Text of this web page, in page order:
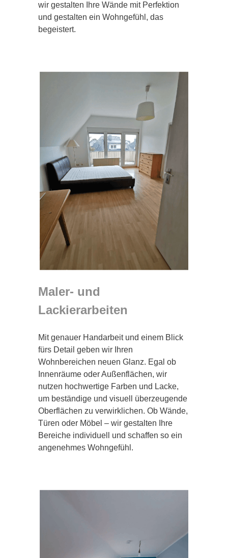
wir gestalten Ihre Wände mit Perfektion
und gestalten ein Wohngefühl, das
begeistert.
Maler- und
Lackierarbeiten
Mit genauer Handarbeit und einem Blick
fürs Detail geben wir Ihren
Wohnbereichen neuen Glanz. Egal ob
Innenräume oder Außenflächen, wir
nutzen hochwertige Farben und Lacke,
um beständige und visuell überzeugende
Oberflächen zu verwirklichen. Ob Wände,
Türen oder Möbel – wir gestalten Ihre
Bereiche individuell und schaffen so ein
angenehmes Wohngefühl.